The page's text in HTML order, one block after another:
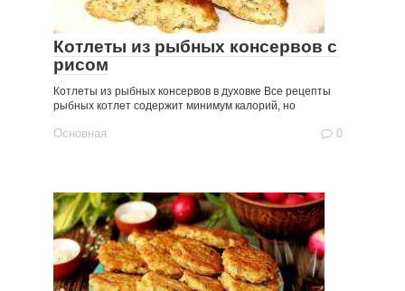
Котлеты из рыбных консервов с
рисом
Котлеты из рыбных консервов в духовке Все рецепты
рыбных котлет содержит минимум калорий, но
Основная 0